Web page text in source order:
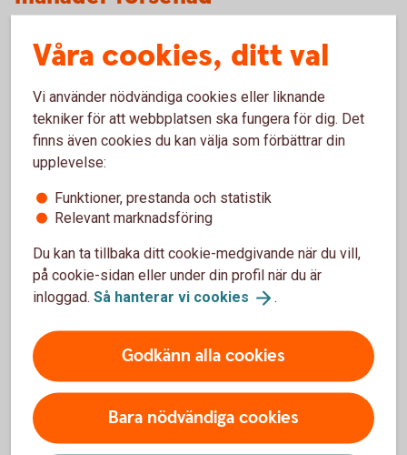
Om årsredovisningen inte har lämnats in 15 månader från
räkenskapsårets utgång kan styrelsen och vd bli personligt
av höga förseningsavgifter.
Personen har gått i borgen för
bolagets åtaganden
Den sannolikt vanligaste orsaken till att ett personligt
betalningsansvar uppkommer är att företrädare för bolaget
har gått i personlig borgen för en kredit eller lån i bolaget.
Styrelsen har beslutat om för hög
utdelning
Om bolaget delar ut mer pengar än vad som är tillåtet enligt
aktiebolagslagen kan de som tagit emot utdelningen bli
återbetalningsskyldiga.
Våra cookies, ditt val
Vi använder nödvändiga cookies eller liknande
tekniker för att webbplatsen ska fungera för dig. Det
finns även cookies du kan välja som förbättrar din
upplevelse:
Funktioner, prestanda och statistik
Relevant marknadsföring
Du kan ta tillbaka ditt cookie-medgivande när du vill,
på cookie-sidan eller under din profil när du är
inloggad. Så hanterar vi cookies .
Godkänn alla cookies
Bara nödvändiga cookies